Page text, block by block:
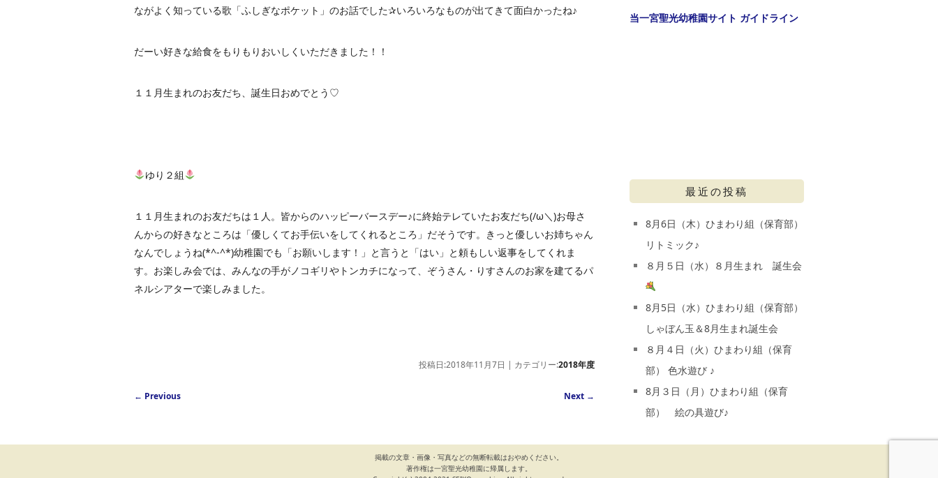
ながよく知っている歌「ふしぎなポケット」のお話でした✰いろいろなものが出てきて面白かったね♪
だーい好きな給食をもりもりおいしくいただきました！！
１１月生まれのお友だち、誕生日おめでとう♡
ゆり２組
１１月生まれのお友だちは１人。皆からのハッピーバースデー♪に終始テレていたお友だち(/ω＼)お母さ
んからの好きなところは「優しくてお手伝いをしてくれるところ」だそうです。きっと優しいお姉ちゃん
なんでしょうね(*^-^*)幼稚園でも「お願いします！」と言うと「はい」と頼もしい返事をしてくれま
す。お楽しみ会では、みんなの手がノコギリやトンカチになって、ぞうさん・りすさんのお家を建てるパ
ネルシアターで楽しみました。
投稿日:2018年11月7日 | カテゴリー:2018年度
Post navigation
← Previous Next →
当一宮聖光幼稚園サイト ガイドライン
最近の投稿
8月6日（木）ひまわり組（保育部）
リトミック♪
８月５日（水）８月生まれ 誕生会
8月5日（水）ひまわり組（保育部）
しゃぼん玉＆8月生まれ誕生会
８月４日（火）ひまわり組（保育
部） 色水遊び ♪
8月３日（月）ひまわり組（保育
部） 絵の具遊び♪
掲載の文章・画像・写真などの無断転載はおやめください。
著作権は一宮聖光幼稚園に帰属します。